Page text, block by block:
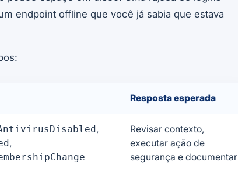
endpoint offline que você já sabia que estava
Resposta esperada
,
,
Revisar contexto,
executar ação de
segurança e documentar